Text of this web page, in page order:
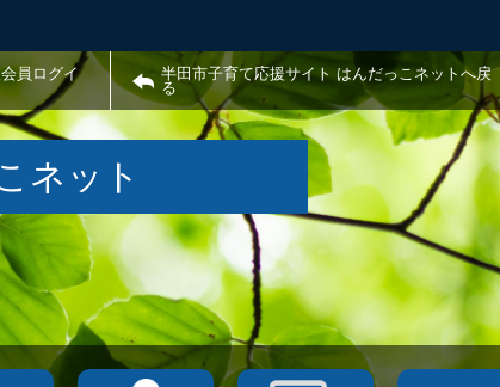
員ログイ
半田市子育て応援サイト はんだっこネットへ戻
る
ネット